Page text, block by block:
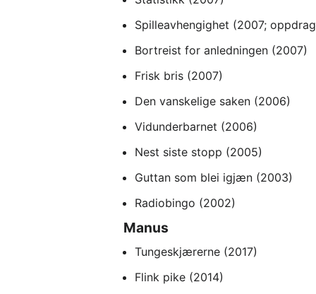
Spilleavhengighet (2007;
Bortreist for anledningen (2007)
Frisk bris (2007)
Den vanskelige saken (2006)
Vidunderbarnet (2006)
Nest siste stopp (2005)
Guttan som blei igjæn (2003)
Radiobingo (2002)
Manus
Tungeskjærerne (2017)
Flink pike (2014)